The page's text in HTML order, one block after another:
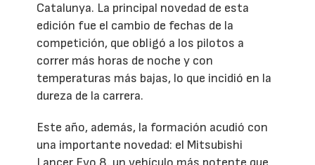
Catalunya. La principal novedad de esta
edición fue el cambio de fechas de la
competición, que obligó a los pilotos a
correr más horas de noche y con
temperaturas más bajas, lo que incidió en la
dureza de la carrera.
Este año, además, la formación acudió con
una importante novedad: el Mitsubishi